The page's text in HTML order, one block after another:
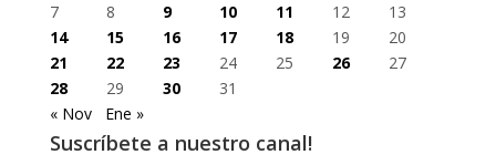
7
8 9 10 11 12
13
14
15 16 17 18 19
20
21
22 23 24 25 26
27
28
29 30
31
« Nov
Ene »
Suscríbete a nuestro canal!